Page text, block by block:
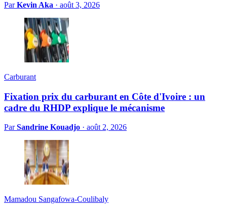
ParKevin Aka · août 3, 2026
Carburant
Fixation prix du carburant en Côte d'Ivoire : un
cadre du RHDP explique le mécanisme
ParSandrine Kouadjo · août 2, 2026
Mamadou Sangafowa-Coulibaly